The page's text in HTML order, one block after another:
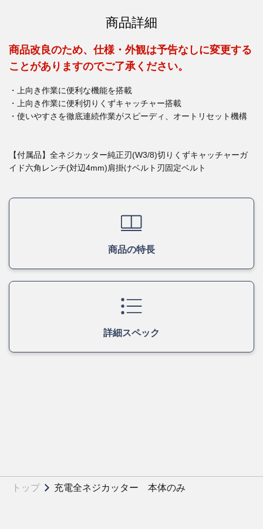
商品詳細
商品改良のため、仕様・外観は予告なしに変更する
ことがありますのでご了承ください。
・上向き作業に便利な機能を搭載
・上向き作業に便利切りくずキャッチャー搭載
・使いやすさを徹底連続作業がスピーディ、オートリセット機構
【付属品】全ネジカッター純正刃(W3/8)切りくずキャッチャーガ
イド六角レンチ(対辺4mm)肩掛けベルト刃固定ベルト
商品の特長
詳細スペック
トップ 充電全ネジカッター 本体のみ